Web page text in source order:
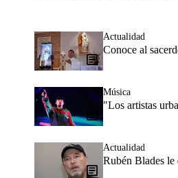
Actualidad
Conoce al
Música
"Los artistas
Actualidad
Rubén Blades le